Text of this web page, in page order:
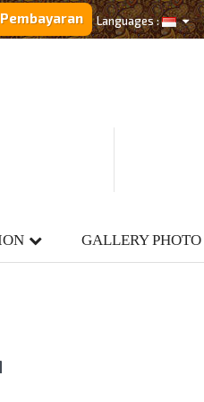
Languages :
GALLERY PHOTO